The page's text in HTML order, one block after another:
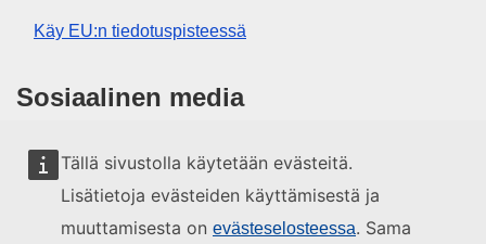
Tällä sivustolla käytetään evästeitä.
Lisätietoja evästeiden käyttämisestä ja
muuttamisesta on evästeselosteessa. Sama
Käy EU:n tiedotuspisteessä
Sosiaalinen media
EU sosiaalisessa mediassa
EU:n toimielimet ja muut elimet